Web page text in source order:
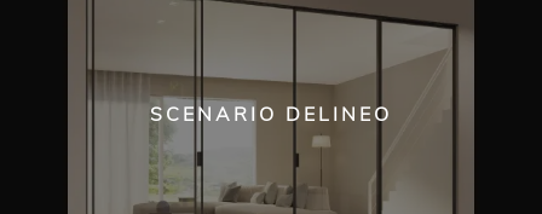
SCENARIO DELINEO